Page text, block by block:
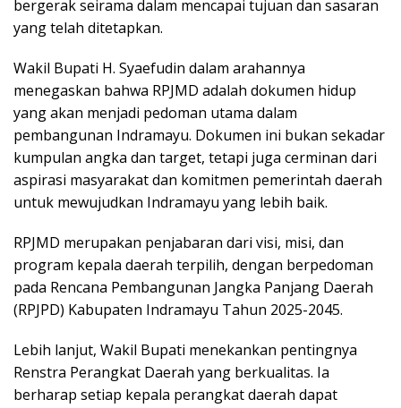
bergerak seirama dalam mencapai tujuan dan sasaran
yang telah ditetapkan.
Wakil Bupati H. Syaefudin dalam arahannya
menegaskan bahwa RPJMD adalah dokumen hidup
yang akan menjadi pedoman utama dalam
pembangunan Indramayu. Dokumen ini bukan sekadar
kumpulan angka dan target, tetapi juga cerminan dari
aspirasi masyarakat dan komitmen pemerintah daerah
untuk mewujudkan Indramayu yang lebih baik.
RPJMD merupakan penjabaran dari visi, misi, dan
program kepala daerah terpilih, dengan berpedoman
pada Rencana Pembangunan Jangka Panjang Daerah
(RPJPD) Kabupaten Indramayu Tahun 2025-2045.
Lebih lanjut, Wakil Bupati menekankan pentingnya
Renstra Perangkat Daerah yang berkualitas. Ia
berharap setiap kepala perangkat daerah dapat